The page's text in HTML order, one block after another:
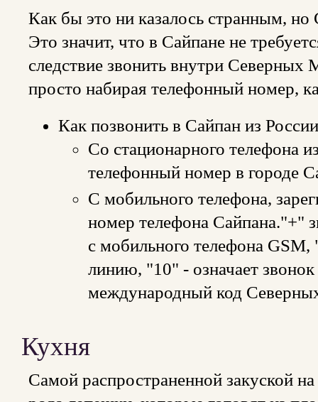
Как бы это ни казалось странным, но
Это значит, что в Сайпане не
следствие звонить внутри
просто набирая телефонный номер,
Как позвонить в Сайпан из России
Cо стационарного телефона
телефонный номер в городе
C мобильного телефона,
номер телефона Сайпана."+"
с мобильного телефона
линию, "10" - означает
международный код
Кухня
Самой распространенной закуской